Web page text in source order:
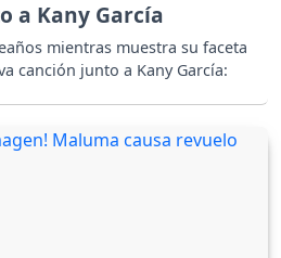
a Kany García
mientras muestra su faceta
canción junto a Kany García: